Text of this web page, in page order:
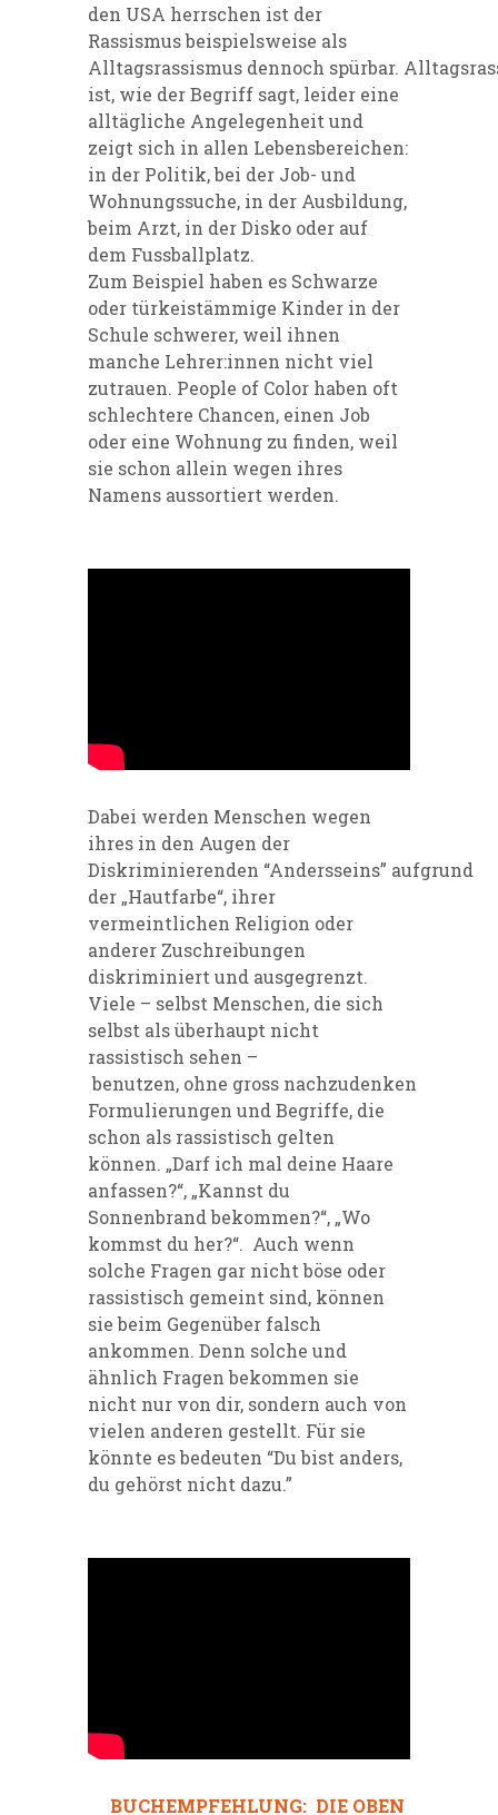
den USA herrschen ist der
Rassismusbeispielsweise als
Alltagsrassismus dennoch spürbar.
ist, wie der Begriff sagt, leider eine
alltägliche Angelegenheit und
zeigt sich in allen Lebensbereichen:
in der Politik, bei der Job- und
Wohnungssuche, in der Ausbildung,
beim Arzt, in der Disko oder auf
dem Fussballplatz.
Zum Beispiel haben es Schwarze
oder türkeistämmige Kinder in der
Schule schwerer, weil ihnen
manche Lehrer:innen nicht viel
zutrauen. People of Color haben oft
schlechtere Chancen, einen Job
oder eine Wohnung zu finden, weil
sie schon allein wegen ihres
Namens aussortiert werden.
Dabei werden Menschen wegen
ihres in den Augen der
Diskriminierenden “Andersseins” aufgrund
der „Hautfarbe“, ihrer
vermeintlichen Religion oder
anderer Zuschreibungen
diskriminiert und ausgegrenzt.
Viele – selbst Menschen, die sich
selbst als überhaupt nicht
rassistisch sehen –
benutzen, ohne gross nachzudenken
Formulierungen und Begriffe, die
schon als rassistisch gelten
können. „Darf ich mal deine Haare
anfassen?“, „Kannst du
Sonnenbrand bekommen?“, „Wo
kommst du her?“. Auch wenn
solche Fragen gar nicht böse oder
rassistisch gemeint sind, können
sie beim Gegenüber falsch
ankommen. Denn solche und
ähnlich Fragen bekommen sie
nicht nur von dir, sondern auch von
vielen anderen gestellt. Für sie
könnte es bedeuten “Du bist anders,
du gehörst nicht dazu.”
BUCHEMPFEHLUNG: DIE OBEN